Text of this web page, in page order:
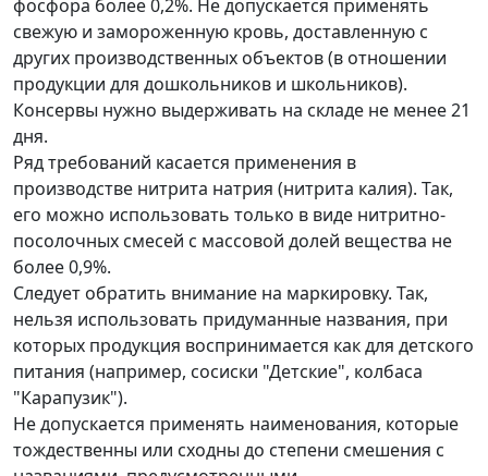
фосфора более 0,2%. Не допускается применять
свежую и замороженную кровь, доставленную с
других производственных объектов (в отношении
продукции для дошкольников и школьников).
Консервы нужно выдерживать на складе не менее 21
дня.
Ряд требований касается применения в
производстве нитрита натрия (нитрита калия). Так,
его можно использовать только в виде нитритно-
посолочных смесей с массовой долей вещества не
более 0,9%.
Следует обратить внимание на маркировку. Так,
нельзя использовать придуманные названия, при
которых продукция воспринимается как для детского
питания (например, сосиски "Детские", колбаса
"Карапузик").
Не допускается применять наименования, которые
тождественны или сходны до степени смешения с